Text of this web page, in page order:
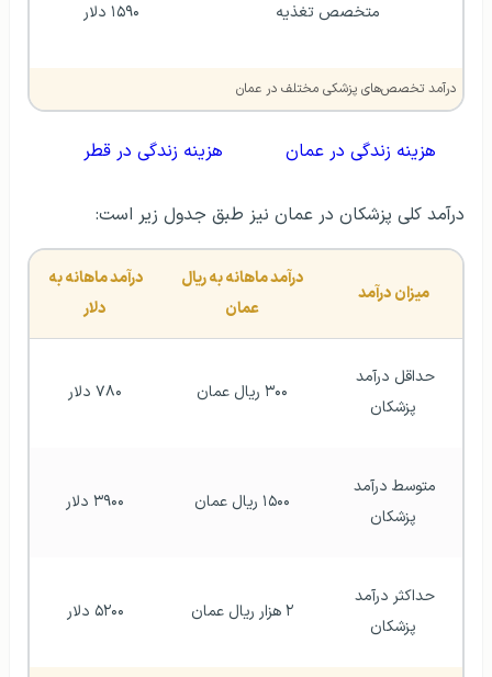
متخصص تغذیه ۱۵۹۰ دلار
درآمد تخصص‌های پزشکی مختلف در عمان
هزینه زندگی در عمان هزینه زندگی در قطر
درآمد کلی پزشکان در عمان نیز طبق جدول زیر است:
میزان درآمد
عمان
دلار
پزشکان
۳۰۰ ریال عمان ۷۸۰ دلار
پزشکان
۱۵۰۰ ریال عمان ۳۹۰۰ دلار
پزشکان
۲ هزار ریال عمان ۵۲۰۰ دلار